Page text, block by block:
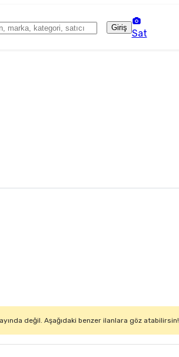
Giriş
Sat
değil. Aşağıdaki benzer ilanlara göz atabilirsin!